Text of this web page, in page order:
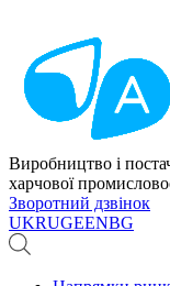
Виробництво і
харчової
Зворотний дзвінок
UKRUGEENBG